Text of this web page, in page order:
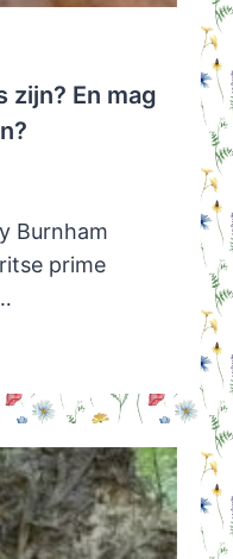
zijn? En mag
Burnham
prime